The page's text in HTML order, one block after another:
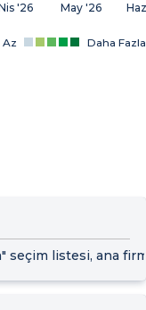
'26 May '26
Az Daha Fazla
seçim listesi, ana